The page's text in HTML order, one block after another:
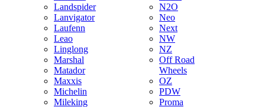
Landspider
Lanvigator
Laufenn
Leao
Linglong
Marshal
Matador
Maxxis
Michelin
Mileking
N2O
Neo
Next
NW
NZ
Off Road
Wheels
OZ
PDW
Proma